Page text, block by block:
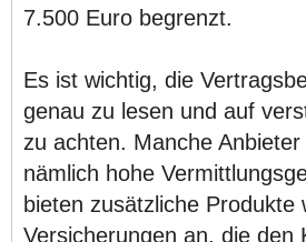
7.500 Euro begrenzt.
Es ist wichtig, die
genau zu lesen und auf
zu achten. Manche Anbieter
nämlich hohe
bieten zusätzliche Produkte
Versicherungen an, die den